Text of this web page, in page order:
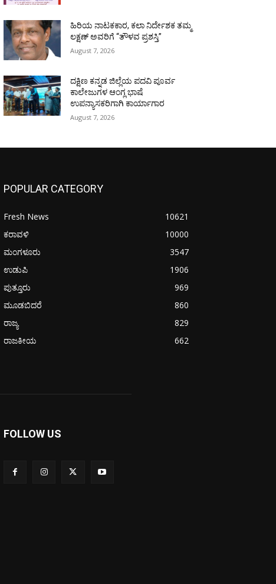
ಹಿರಿಯ ನಾಟಕಕಾರ, ಕಲಾ ನಿರ್ದೇಶಕ ತಮ್ಮ
ಲಕ್ಷಣ್ ಅವರಿಗೆ “ತೌಳವ ಪ್ರಶಸ್ತಿ”
August 7, 2026
ದಕ್ಷಿಣ ಕನ್ನಡ ಜಿಲ್ಲೆಯ ಪದವಿ ಪೂರ್ವ
ಕಾಲೇಜುಗಳ ಆಂಗ್ಲ ಭಾಷೆ
ಉಪನ್ಯಾಸಕರಿಗಾಗಿ ಕಾರ್ಯಾಗಾರ
August 7, 2026
POPULAR CATEGORY
Fresh News
10621
ಕರಾವಳಿ
10000
ಮಂಗಳೂರು
3547
ಉಡುಪಿ
1906
ಪುತ್ತೂರು
969
ಮೂಡಬಿದರೆ
860
ರಾಜ್ಯ
829
ರಾಜಕೀಯ
662
FOLLOW US